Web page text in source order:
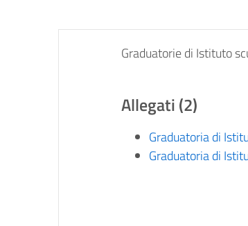
Graduatorie di Istituto
Allegati (2)
Graduatoria di
Graduatoria di